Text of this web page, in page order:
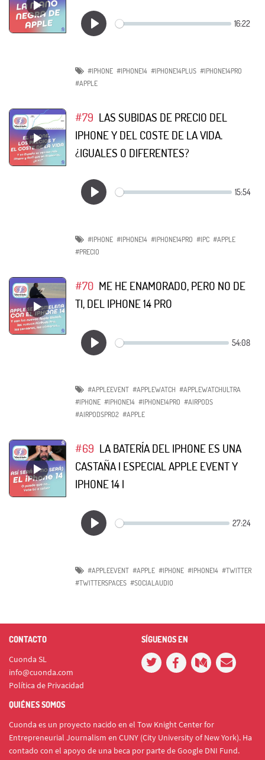
#IPHONE #IPHONE14 #IPHONE14PLUS #IPHONE14PRO
#APPLE
#79 LAS SUBIDAS DE PRECIO DEL
IPHONE Y DEL COSTE DE LA VIDA.
¿IGUALES O DIFERENTES?
#IPHONE #IPHONE14 #IPHONE14PRO #IPC #APPLE
#PRECIO
#70 ME HE ENAMORADO, PERO NO DE
TI, DEL IPHONE 14 PRO
#APPLEEVENT #APPLEWATCH #APPLEWATCHULTRA
#IPHONE #IPHONE14 #IPHONE14PRO #AIRPODS
#AIRPODSPRO2 #APPLE
#69 LA BATERÍA DEL IPHONE ES UNA
CASTAÑA | ESPECIAL APPLE EVENT Y
IPHONE 14 |
#APPLEEVENT #APPLE #IPHONE #IPHONE14 #TWITTER
#TWITTERSPACES #SOCIALAUDIO
CONTACTO
Cuonda SL
info@cuonda.com
Política de Privacidad
SÍGUENOS EN
QUIÉNES SOMOS
Cuonda es un proyecto nacido en el Tow Knight Center for
Entrepreneurial Journalism en CUNY (City University of New York). Ha
contado con el apoyo de una beca por parte de Google DNI Fund.